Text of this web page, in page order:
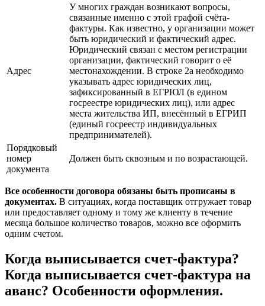
Адрес
У многих граждан возникают вопросы,
связанные именно с этой графой счёта-
фактуры. Как известно, у организации может
быть юридический и фактический адрес.
Юридический связан с местом регистрации
организации, фактический говорит о её
местонахождении. В строке 2а необходимо
указывать адрес юридических лиц,
зафиксированный в ЕГРЮЛ (в едином
госреестре юридических лиц), или адрес
места жительства ИП, внесённый в ЕГРИП
(единый госреестр индивидуальных
предпринимателей).
Порядковый
номер
документа
Должен быть сквозным и по возрастающей.
Все особенности договора обязаны быть прописаны в
документах. В ситуациях, когда поставщик отгружает товар
или предоставляет одному и тому же клиенту в течение
месяца большое количество товаров, можно все оформить
одним счетом.
Когда выписывается счет-фактура?
Когда выписывается счет-фактура на
аванс? Особенности оформления.